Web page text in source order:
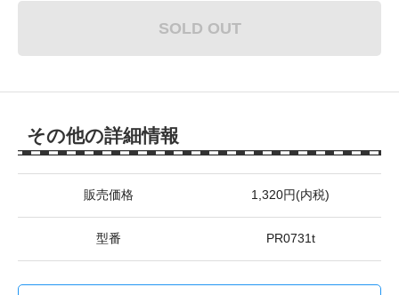
SOLD OUT
その他の詳細情報
販売価格 1,320円(内税)
型番 PR0731t